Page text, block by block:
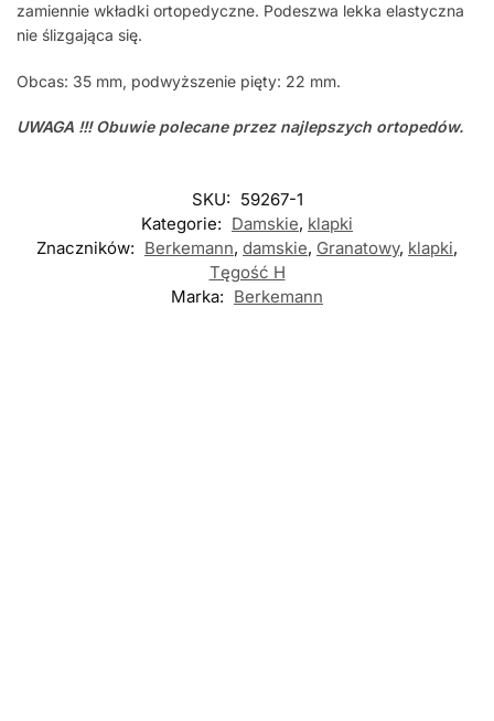
zamiennie wkładki ortopedyczne. Podeszwa lekka elastyczna
nie ślizgająca się.
Obcas: 35 mm, podwyższenie pięty: 22 mm.
UWAGA !!! Obuwie polecane przez najlepszych ortopedów.
SKU: 59267-1
Kategorie: Damskie, klapki
Znaczników: Berkemann, damskie, Granatowy, klapki,
Tęgość H
Marka: Berkemann